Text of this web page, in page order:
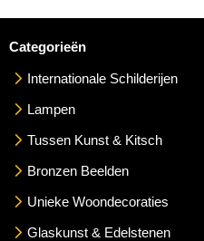
Categorieën
Internationale Schilderijen
Lampen
Tussen Kunst & Kitsch
Bronzen Beelden
Unieke Woondecoraties
Glaskunst & Edelstenen